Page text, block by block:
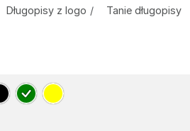
Długopisy z logo Tanie długopisy